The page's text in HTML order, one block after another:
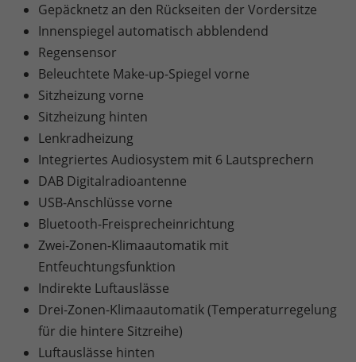
Gepäcknetz an den Rückseiten der Vordersitze
Innenspiegel automatisch abblendend
Regensensor
Beleuchtete Make-up-Spiegel vorne
Sitzheizung vorne
Sitzheizung hinten
Lenkradheizung
Integriertes Audiosystem mit 6 Lautsprechern
DAB Digitalradioantenne
USB-Anschlüsse vorne
Bluetooth-Freisprecheinrichtung
Zwei-Zonen-Klimaautomatik mit
Entfeuchtungsfunktion
Indirekte Luftauslässe
Drei-Zonen-Klimaautomatik (Temperaturregelung
für die hintere Sitzreihe)
Luftauslässe hinten